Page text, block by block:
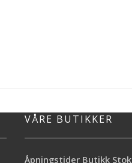
VÅRE BUTIKKER
Åpningstider Butikk